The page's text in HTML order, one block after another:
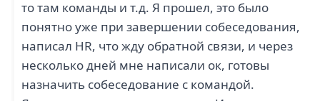
то там команды и т.д. Я прошел, это было
понятно уже при завершении собеседования,
написал HR, что жду обратной связи, и через
несколько дней мне написали ок, готовы
назначить собеседование с командой.